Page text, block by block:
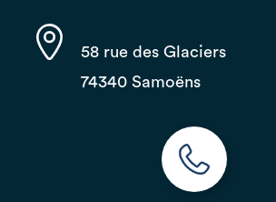
58 rue des Glaciers
74340 Samoëns